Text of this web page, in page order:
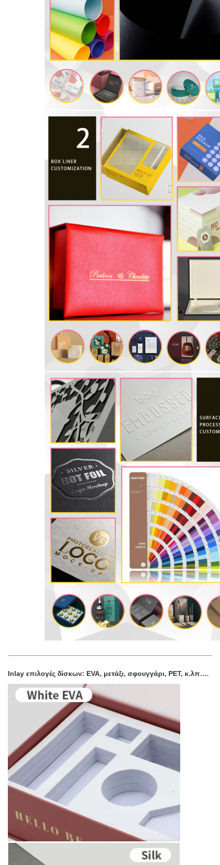
Inlay επιλογές δίσκων: EVA, μετάξι, σφουγγάρι, PET, κ.λπ….